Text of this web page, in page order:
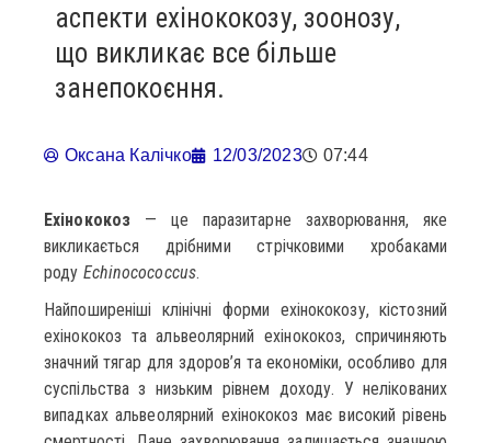
аспекти ехінококозу, зоонозу,
що викликає все більше
занепокоєння.
Оксана Калічко 12/03/2023 07:44
Ехінококоз — це паразитарне захворювання, яке
викликається дрібними стрічковими хробаками
роду Echinocococcus.
Найпоширеніші клінічні форми ехінококозу, кістозний
ехінококоз та альвеолярний ехінококоз, спричиняють
значний тягар для здоров’я та економіки, особливо для
суспільства з низьким рівнем доходу. У нелікованих
випадках альвеолярний ехінококоз має високий рівень